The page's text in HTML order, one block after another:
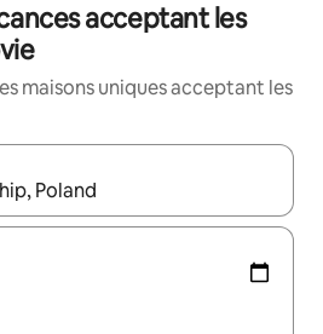
acceptant les
maisons uniques acceptant les
utilisez les flèches vers le